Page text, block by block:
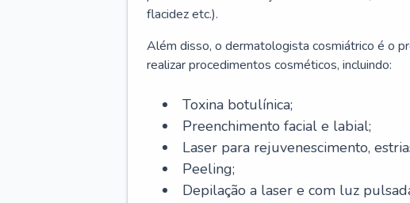
flacidez etc.).
Além disso, o dermatologista cosmiátrico é o
realizar procedimentos cosméticos, incluindo:
Toxina botulínica;
Preenchimento facial e labial;
Laser para rejuvenescimento,
Peeling;
Depilação a laser e com luz